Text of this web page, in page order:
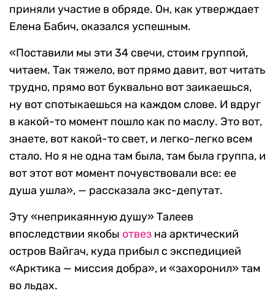
приняли участие в обряде. Он, как утверждает
Елена Бабич, оказался успешным.
«Поставили мы эти 34 свечи, стоим группой,
читаем. Так тяжело, вот прямо давит, вот читать
трудно, прямо вот буквально вот заикаешься,
ну вот спотыкаешься на каждом слове. И вдруг
в какой-то момент пошло как по маслу. Это вот,
знаете, вот какой-то свет, и легко-легко всем
стало. Но я не одна там была, там была группа, и
вот этот вот момент почувствовали все: ее
душа ушла», — рассказала экс-депутат.
Эту «неприкаянную душу» Талеев
впоследствии якобы отвез на арктический
остров Вайгач, куда прибыл с экспедицией
«Арктика — миссия добра», и «захоронил» там
во льдах.